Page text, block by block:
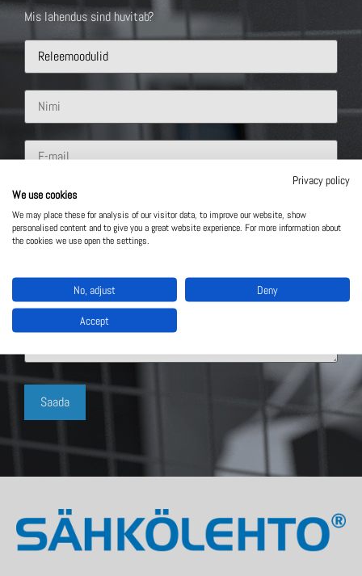
Mis lahendus sind huvitab?
Privacy policy
We use cookies
We may place these for analysis of our visitor data, to improve our website, show
personalised content and to give you a great website experience. For more information about
the cookies we use open the settings.
No, adjust Deny
Accept